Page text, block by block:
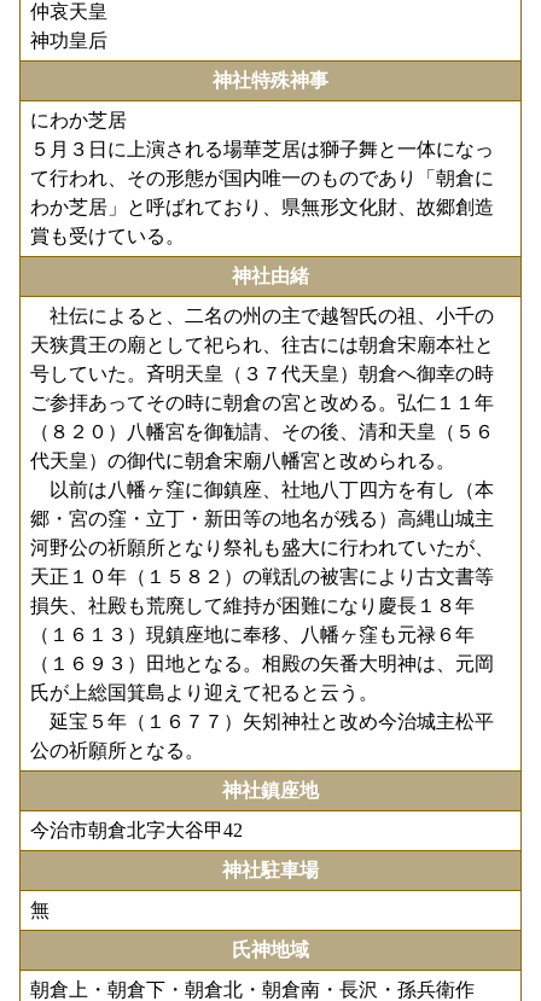
仲哀天皇
神功皇后
神社特殊神事
にわか芝居
５月３日に上演される場華芝居は獅子舞と一体になっ
て行われ、その形態が国内唯一のものであり「朝倉に
わか芝居」と呼ばれており、県無形文化財、故郷創造
賞も受けている。
神社由緒
社伝によると、二名の州の主で越智氏の祖、小千の
天狭貫王の廟として祀られ、往古には朝倉宋廟本社と
号していた。斉明天皇（３７代天皇）朝倉へ御幸の時
ご参拝あってその時に朝倉の宮と改める。弘仁１１年
（８２０）八幡宮を御勧請、その後、清和天皇（５６
代天皇）の御代に朝倉宋廟八幡宮と改められる。
以前は八幡ヶ窪に御鎮座、社地八丁四方を有し（本
郷・宮の窪・立丁・新田等の地名が残る）高縄山城主
河野公の祈願所となり祭礼も盛大に行われていたが、
天正１０年（１５８２）の戦乱の被害により古文書等
損失、社殿も荒廃して維持が困難になり慶長１８年
（１６１３）現鎮座地に奉移、八幡ヶ窪も元禄６年
（１６９３）田地となる。相殿の矢番大明神は、元岡
氏が上総国箕島より迎えて祀ると云う。
延宝５年（１６７７）矢矧神社と改め今治城主松平
公の祈願所となる。
神社鎮座地
今治市朝倉北字大谷甲42
神社駐車場
無
氏神地域
朝倉上・朝倉下・朝倉北・朝倉南・長沢・孫兵衛作